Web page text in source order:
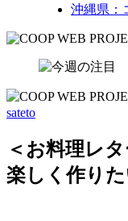
沖縄県：
sateto
＜お料理レ
楽しく作り